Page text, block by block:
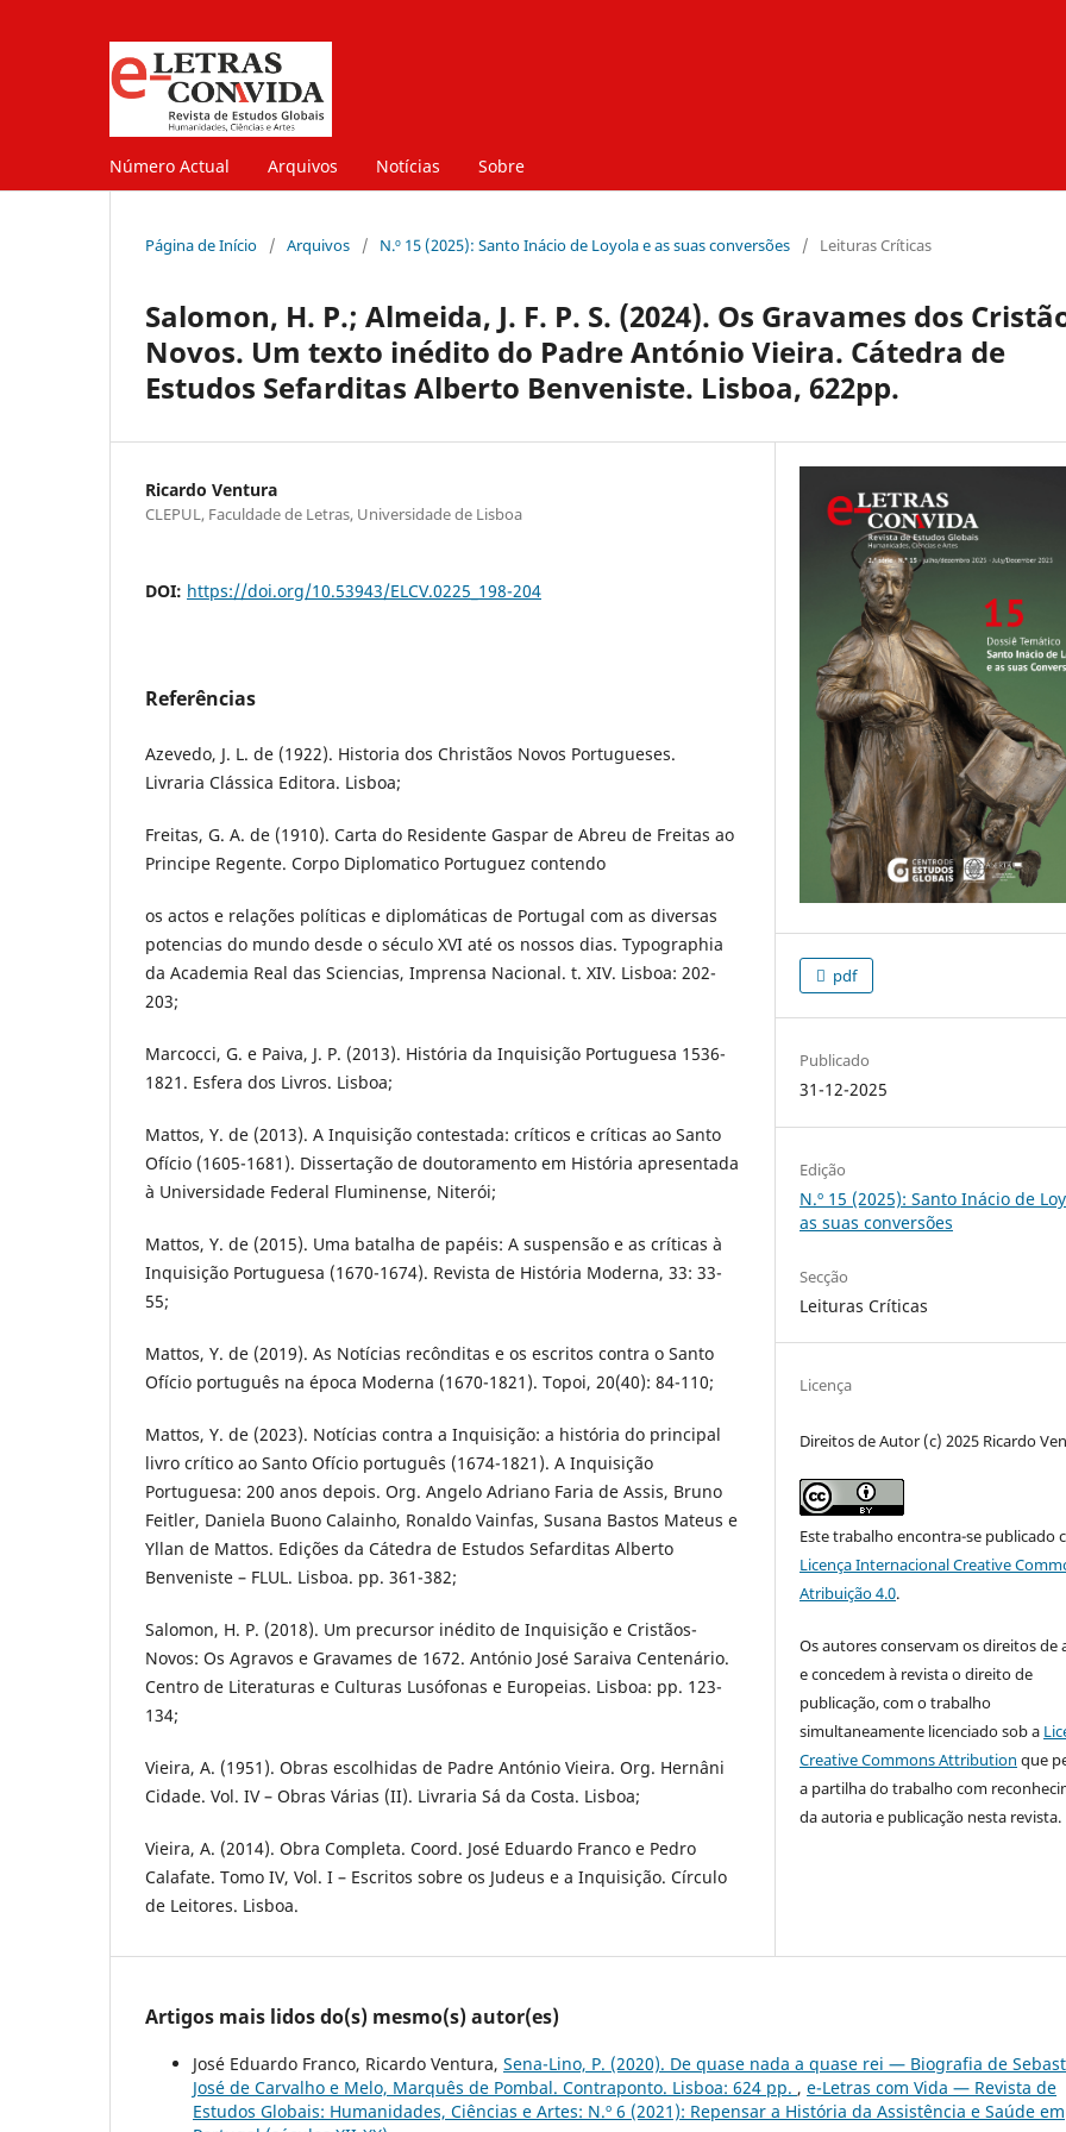
Número Actual Arquivos Notícias Sobre
Página de Início / Arquivos / N.º 15 (2025): Santo Inácio de Loyola e as suas conversões / Leituras Críticas
Salomon, H. P.; Almeida, J. F. P. S. (2024). Os Gravames dos
Novos. Um texto inédito do Padre António Vieira. Cátedra de
Estudos Sefarditas Alberto Benveniste. Lisboa, 622pp.
Ricardo Ventura
CLEPUL, Faculdade de Letras, Universidade de Lisboa
DOI: https://doi.org/10.53943/ELCV.0225_198-204
Referências
Azevedo, J. L. de (1922). Historia dos Christãos Novos Portugueses.
Livraria Clássica Editora. Lisboa;
Freitas, G. A. de (1910). Carta do Residente Gaspar de Abreu de Freitas ao
Principe Regente. Corpo Diplomatico Portuguez contendo
os actos e relações políticas e diplomáticas de Portugal com as diversas
potencias do mundo desde o século XVI até os nossos dias. Typographia
da Academia Real das Sciencias, Imprensa Nacional. t. XIV. Lisboa: 202-
203;
Marcocci, G. e Paiva, J. P. (2013). História da Inquisição Portuguesa 1536-
1821. Esfera dos Livros. Lisboa;
Mattos, Y. de (2013). A Inquisição contestada: críticos e críticas ao Santo
Ofício (1605-1681). Dissertação de doutoramento em História apresentada
à Universidade Federal Fluminense, Niterói;
Mattos, Y. de (2015). Uma batalha de papéis: A suspensão e as críticas à
Inquisição Portuguesa (1670-1674). Revista de História Moderna, 33: 33-
55;
Mattos, Y. de (2019). As Notícias recônditas e os escritos contra o Santo
Ofício português na época Moderna (1670-1821). Topoi, 20(40): 84-110;
Mattos, Y. de (2023). Notícias contra a Inquisição: a história do principal
livro crítico ao Santo Ofício português (1674-1821). A Inquisição
Portuguesa: 200 anos depois. Org. Angelo Adriano Faria de Assis, Bruno
Feitler, Daniela Buono Calainho, Ronaldo Vainfas, Susana Bastos Mateus e
Yllan de Mattos. Edições da Cátedra de Estudos Sefarditas Alberto
Benveniste – FLUL. Lisboa. pp. 361-382;
Salomon, H. P. (2018). Um precursor inédito de Inquisição e Cristãos-
Novos: Os Agravos e Gravames de 1672. António José Saraiva Centenário.
Centro de Literaturas e Culturas Lusófonas e Europeias. Lisboa: pp. 123-
134;
Vieira, A. (1951). Obras escolhidas de Padre António Vieira. Org. Hernâni
Cidade. Vol. IV – Obras Várias (II). Livraria Sá da Costa. Lisboa;
Vieira, A. (2014). Obra Completa. Coord. José Eduardo Franco e Pedro
Calafate. Tomo IV, Vol. I – Escritos sobre os Judeus e a Inquisição. Círculo
de Leitores. Lisboa.
pdf
Publicado
31-12-2025
Edição
N.º 15 (2025): Santo Inácio de
as suas conversões
Secção
Leituras Críticas
Licença
Direitos de Autor (c) 2025 Ricardo
Este trabalho encontra-se publicado
Licença Internacional Creative
Atribuição 4.0.
Os autores conservam os direitos de
e concedem à revista o direito de
publicação, com o trabalho
simultaneamente licenciado sob a
Creative Commons Attribution que
a partilha do trabalho com
da autoria e publicação nesta revista.
Artigos mais lidos do(s) mesmo(s) autor(es)
José Eduardo Franco, Ricardo Ventura, Sena-Lino, P. (2020). De quase nada a quase rei — Biografia de
José de Carvalho e Melo, Marquês de Pombal. Contraponto. Lisboa: 624 pp. , e-Letras com Vida — Revista de
Estudos Globais: Humanidades, Ciências e Artes: N.º 6 (2021): Repensar a História da Assistência e Saúde em